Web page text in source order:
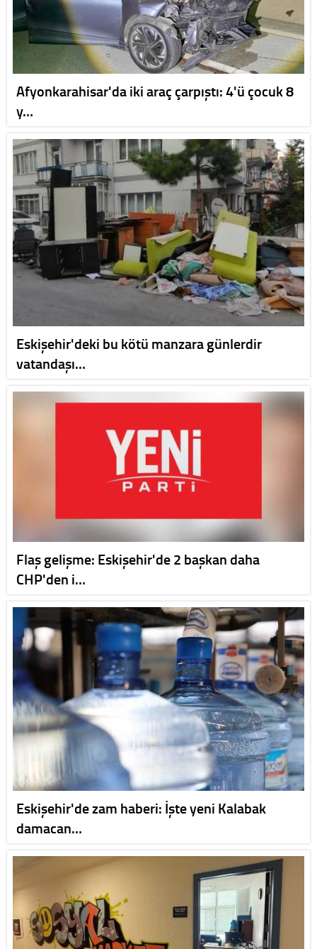
Afyonkarahisar'da iki araç çarpıştı: 4'ü çocuk 8
y…
Eskişehir'deki bu kötü manzara günlerdir
vatandaşı…
Flaş gelişme: Eskişehir'de 2 başkan daha
CHP'den i…
Eskişehir'de zam haberi: İşte yeni Kalabak
damacan…